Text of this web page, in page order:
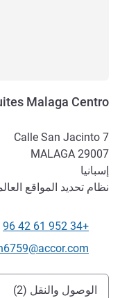
Malaga Centro
Calle San Jacinto 7
29007
MALAGA
إسبانيا
نظام تحديد المواقع
الهاتف
+34 952 61 42 96
تواصل معنا عبر
الوصول والتنقل
الوصول والنقل (2)